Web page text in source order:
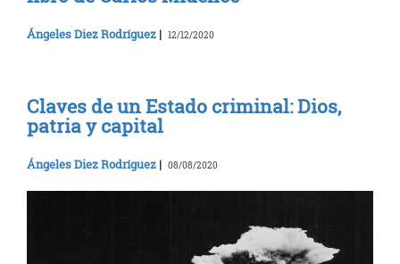
Ángeles Diez Rodríguez | 12/12/2020
Claves de un Estado criminal: Dios,
patria y capital
Ángeles Diez Rodríguez | 08/08/2020